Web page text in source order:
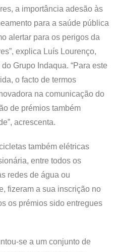
a importância adesão às
para a saúde pública
alertar para os perigos da
explica Luís Lourenço,
Grupo Indaqua. “Para este
o facto de termos
na comunicação do
de prémios também
acrescenta.
também elétricas
entre todos os
redes de água ou
fizeram a sua inscrição no
os prémios sido entregues
se a um conjunto de